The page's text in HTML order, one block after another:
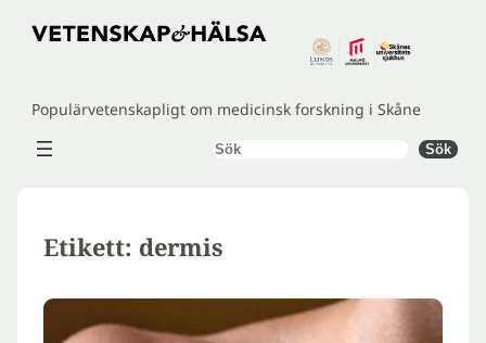
Hoppa
Populärvetenskapligt om medicinsk forskning i Skåne
Sök Sök
Etikett: dermis